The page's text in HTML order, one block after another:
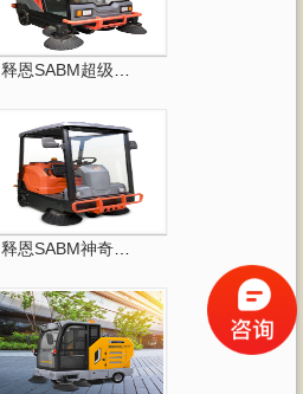
释恩SABM超级战士扫地车
释恩SABM神奇游侠扫地车